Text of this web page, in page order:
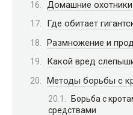
Домашние охотники
Где обитает
Размножение и
Какой вред
Методы борьбы с
Борьба с
средствами